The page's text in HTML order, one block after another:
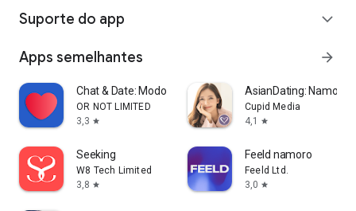
Suporte do app expand_more
Apps semelhantes arrow_forward
Chat & Date: Modo Simples De C
OR NOT LIMITED
3,3 star
AsianDating: Namoro
Cupid Media
4,1
star
Seeking
W8 Tech Limited
3,8 star
Feeld namoro
Feeld Ltd.
3,0 star